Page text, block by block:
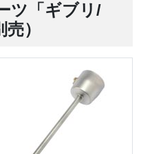
ツ「ギブリ/
）